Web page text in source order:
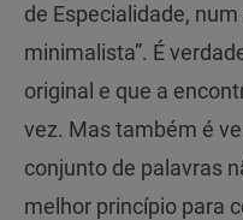
de Especialidade,
minimalista”. É
original e que a
vez. Mas também é
conjunto de palavras
melhor princípio para